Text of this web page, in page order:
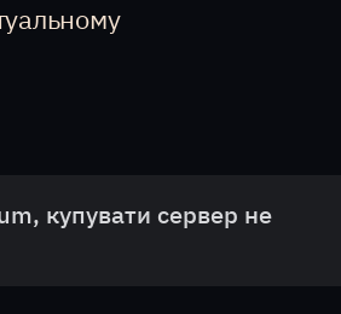
купувати сервер не